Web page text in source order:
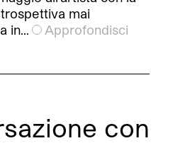
mai
in…
Approfondisci
con